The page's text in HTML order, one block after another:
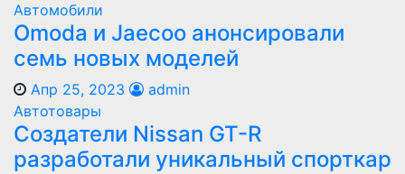
Автомобили
Оmoda и Jaecoo анонсировали
семь новых моделей
Апр 25, 2023
admin
Автотовары
Создатели Nissan GT-R
разработали уникальный спорткар